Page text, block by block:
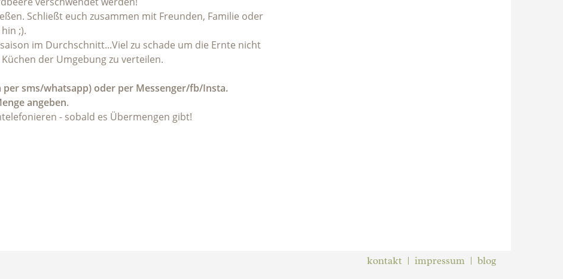
Schließt euch zusammen mit Freunden, Familie oder
;).
im Durchschnitt...Viel zu schade um die Ernte nicht
der Umgebung zu verteilen.
per sms/whatsapp) oder per Messenger/fb/Insta.
angeben.
- sobald es Übermengen gibt!
kontakt impressum blog